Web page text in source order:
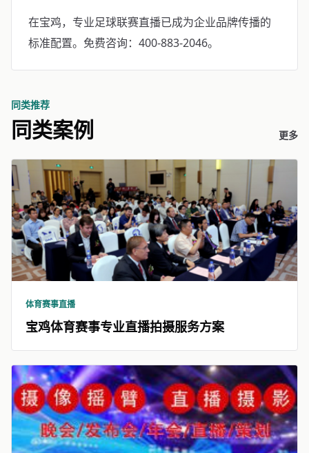
在宝鸡，专业足球联赛直播已成为企业品牌传播的
标准配置。免费咨询：400-883-2046。
同类推荐
同类案例 更多
体育赛事直播
宝鸡体育赛事专业直播拍摄服务方案